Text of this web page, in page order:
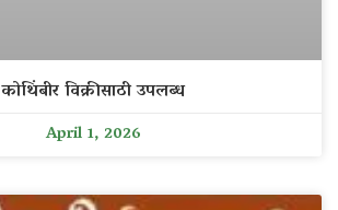
कोथिंबीर विक्रीसाठी उपलब्ध
April 1, 2026